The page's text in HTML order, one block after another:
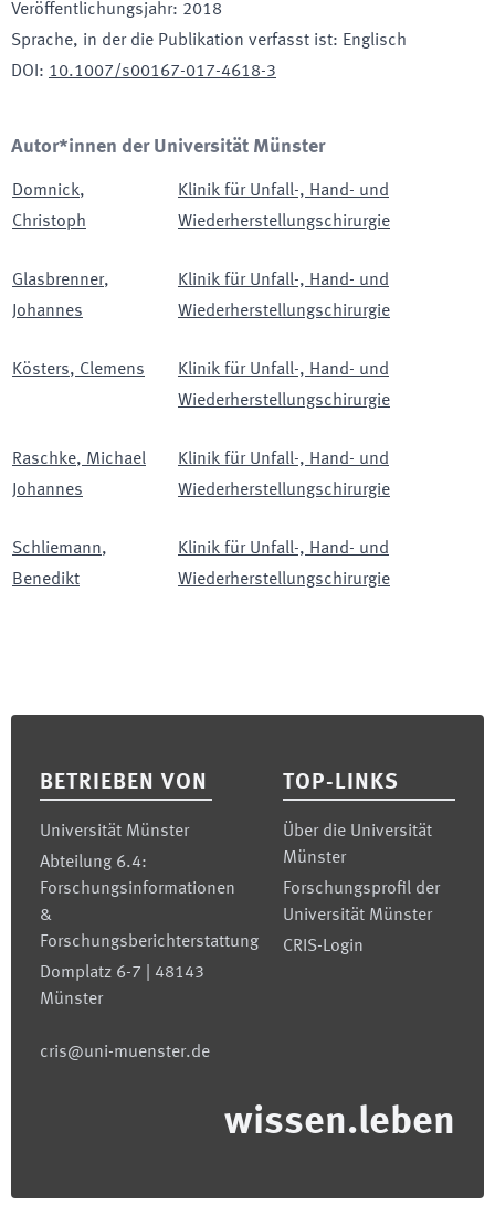
Veröffentlichungsjahr: 2018
Sprache, in der die Publikation verfasst ist: Englisch
DOI : 10.1007/s00167-017-4618-3
Autor*innen der Universität Münster
Domnick,
Christoph
Klinik für Unfall-, Hand- und
Wiederherstellungschirurgie
Glasbrenner,
Johannes
Klinik für Unfall-, Hand- und
Wiederherstellungschirurgie
Kösters, Clemens
Klinik für Unfall-, Hand- und
Wiederherstellungschirurgie
Raschke, Michael
Johannes
Klinik für Unfall-, Hand- und
Wiederherstellungschirurgie
Schliemann,
Benedikt
Klinik für Unfall-, Hand- und
Wiederherstellungschirurgie
BETRIEBEN VON
Universität Münster
Abteilung 6.4:
Forschungsinformationen
&
Forschungsberichterstattung
Domplatz 6-7 | 48143
Münster
cris@uni-muenster.de
TOP-LINKS
Über die Universität
Münster
Forschungsprofil der
Universität Münster
CRIS-Login
wissen.leben